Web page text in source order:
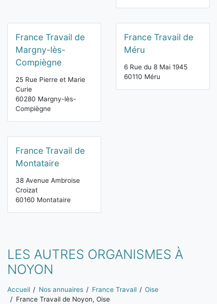
France Travail de
Margny-lès-
Compiègne
25 Rue Pierre et Marie
Curie
60280 Margny-lès-
Compiègne
France Travail de
Méru
6 Rue du 8 Mai 1945
60110 Méru
France Travail de
Montataire
38 Avenue Ambroise
Croizat
60160 Montataire
LES AUTRES ORGANISMES À
NOYON
Vous êtes ici:
Accueil Nos annuaires France Travail
Oise
France Travail de Noyon, Oise